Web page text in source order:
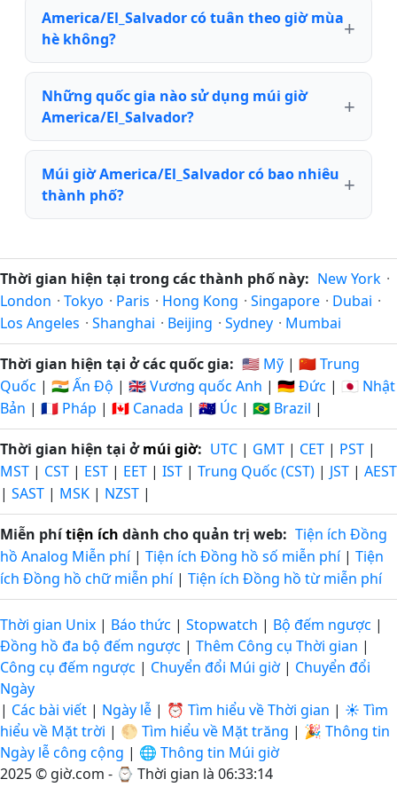
America/El_Salvador có tuân theo giờ mùa
hè không?
Những quốc gia nào sử dụng múi giờ
America/El_Salvador?
Múi giờ America/El_Salvador có bao nhiêu
thành phố?
Thời gian hiện tại trong các thành phố này: New York ·
London · Tokyo · Paris · Hong Kong · Singapore · Dubai ·
Los Angeles · Shanghai · Beijing · Sydney · Mumbai
Thời gian hiện tại ở các quốc gia: 🇺🇸 Mỹ | 🇨🇳 Trung
Quốc | 🇮🇳 Ấn Độ | 🇬🇧 Vương quốc Anh | 🇩🇪 Đức | 🇯🇵 Nhật
Bản | 🇫🇷 Pháp | 🇨🇦 Canada | 🇦🇺 Úc | 🇧🇷 Brazil |
Thời gian hiện tại ởmúi giờ: UTC | GMT | CET | PST |
MST | CST | EST | EET | IST | Trung Quốc (CST) | JST | AEST
| SAST | MSK | NZST |
Miễn phítiện ích dành cho quản trị web: Tiện ích Đồng
hồ Analog Miễn phí| Tiện ích Đồng hồ số miễn phí| Tiện
ích Đồng hồ chữ miễn phí| Tiện ích Đồng hồ từ miễn phí
Thời gian Unix | Báo thức | Stopwatch | Bộ đếm ngược |
Đồng hồ đa bộ đếm ngược | Thêm Công cụ Thời gian |
Công cụ đếm ngược | Chuyển đổi Múi giờ | Chuyển đổi
Ngày
| Các bài viết | Ngày lễ | ⏰ Tìm hiểu về Thời gian | ☀️ Tìm
hiểu về Mặt trời | 🌕 Tìm hiểu về Mặt trăng | 🎉 Thông tin
Ngày lễ công cộng | 🌐 Thông tin Múi giờ
2025 © giờ.com - ⌚ Thời gian là 06:33:14